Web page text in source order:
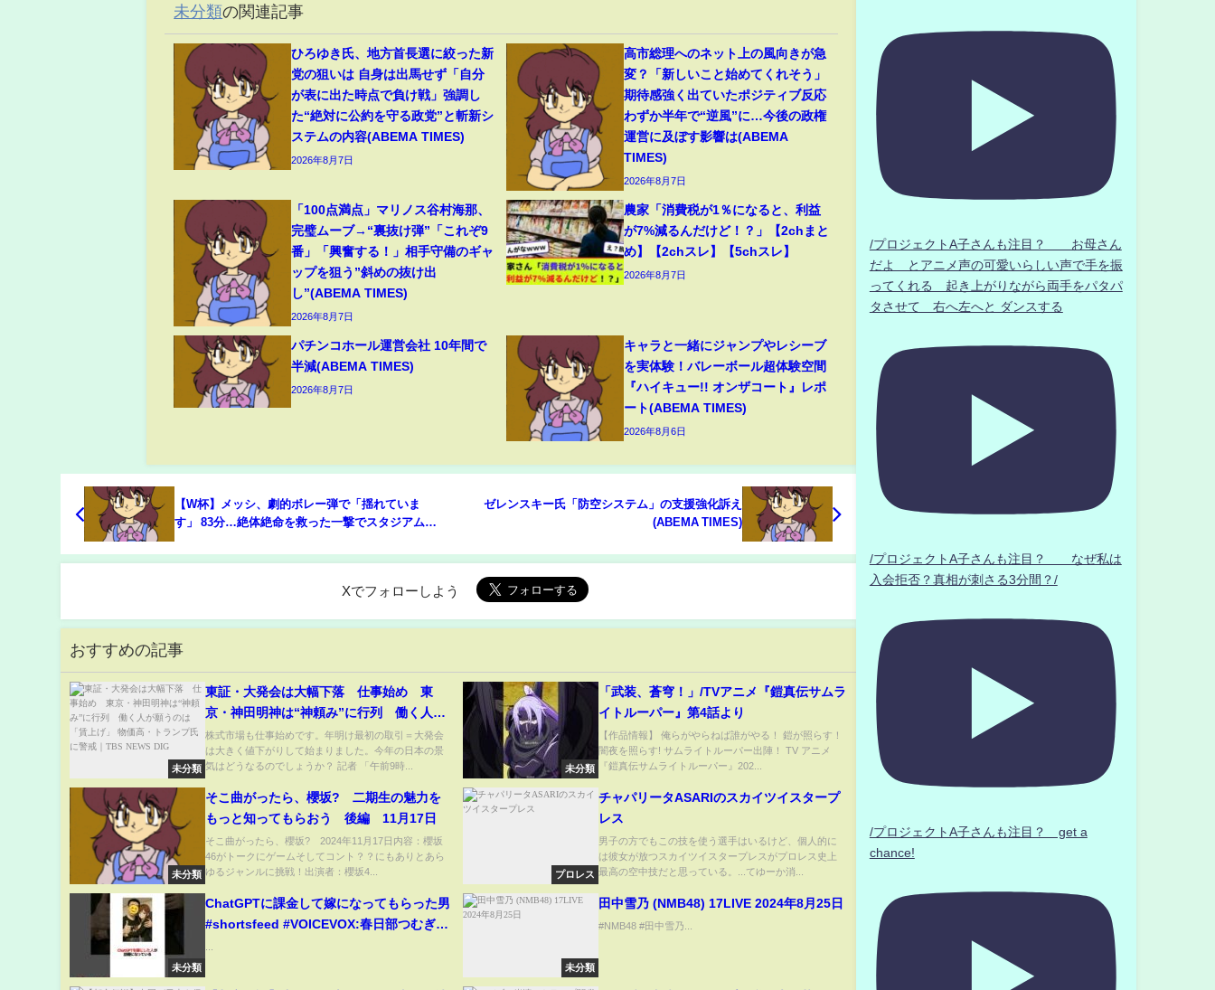
未分類の関連記事
ひろゆき氏、地方首長選に絞った新
党の狙いは 自身は出馬せず「自分
が表に出た時点で負け戦」強調し
た“絶対に公約を守る政党”と斬新シ
ステムの内容(ABEMA TIMES)
2026年8月7日
高市総理へのネット上の風向きが急
変？「新しいこと始めてくれそう」
期待感強く出ていたポジティブ反応
わずか半年で“逆風”に…今後の政権
運営に及ぼす影響は(ABEMA
TIMES)
2026年8月7日
「100点満点」マリノス谷村海那、
完璧ムーブ→“裏抜け弾”「これぞ9
番」「興奮する！」相手守備のギャ
ップを狙う”斜めの抜け出
し”(ABEMA TIMES)
2026年8月7日
農家「消費税が1％になると、利益
が7%減るんだけど！？」【2chまと
め】【2chスレ】【5chスレ】
2026年8月7日
パチンコホール運営会社 10年間で
半減(ABEMA TIMES)
2026年8月7日
キャラと一緒にジャンプやレシーブ
を実体験！バレーボール超体験空間
『ハイキュー!! オンザコート』レポ
ート(ABEMA TIMES)
2026年8月6日
【W杯】メッシ、劇的ボレー弾で「揺れていま
す」 83分…絶体絶命を救った一撃でスタジアム
ゼレンスキー氏「防空システム」の支援強化訴え
(ABEMA TIMES)
Xでフォローしよう
おすすめの記事
未分類
東証・大発会は大幅下落 仕事始め 東
京・神田明神は“神頼み”に行列 働く人が
願うのは「賃上げ」 物価高・トランプ氏に
警戒｜TBS NEWS DIG
株式市場も仕事始めです。年明け最初の取引＝大発会
は大きく値下がりして始まりました。今年の日本の景
気はどうなるのでしょうか？ 記者 「午前9時...
未分類
「武装、蒼穹！」/TVアニメ『鎧真伝サムラ
イトルーパー』第4話より
【作品情報】 俺らがやらねば誰がやる！ 鎧が照らす！
闇夜を照らす! サムライトルーパー出陣！ TV アニメ
『鎧真伝サムライトルーパー』202...
未分類
そこ曲がったら、櫻坂? 二期生の魅力を
もっと知ってもらおう 後編 11月17日
そこ曲がったら、櫻坂? 2024年11月17日内容：櫻坂
46がトークにゲームそしてコント？？にもありとあら
ゆるジャンルに挑戦！出演者：櫻坂4...
プロレス
チャパリータASARIのスカイツイスタープ
レス
男子の方でもこの技を使う選手はいるけど、個人的に
は彼女が放つスカイツイスタープレスがプロレス史上
最高の空中技だと思っている。...てゆーか消...
未分類
ChatGPTに課金して嫁になってもらった男
#shortsfeed #VOICEVOX:春日部つむぎ
未分類
田中雪乃 (NMB48) 17LIVE 2024年8月25日
#NMB48 #田中雪乃...
/プロジェクトA子さんも注目？ お母さん
だよ とアニメ声の可愛いらしい声で手を振
ってくれる 起き上がりながら両手をパタパ
タさせて 右へ左へと ダンスする
/プロジェクトA子さんも注目？ なぜ私は
入会拒否？真相が刺さる3分間？/
/プロジェクトA子さんも注目？ get a
chance!